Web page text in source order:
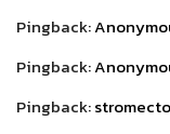
Pingback:
Pingback:
Pingback: